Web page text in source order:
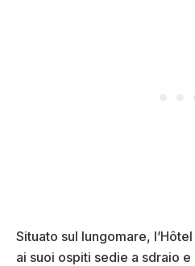
Situato sul lungomare,
ai suoi ospiti sedie a sdraio